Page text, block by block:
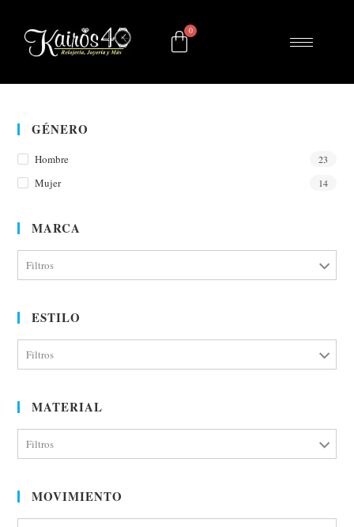
GÉNERO
Hombre 23
Mujer 14
MARCA
Filtros
ESTILO
Filtros
MATERIAL
Filtros
MOVIMIENTO